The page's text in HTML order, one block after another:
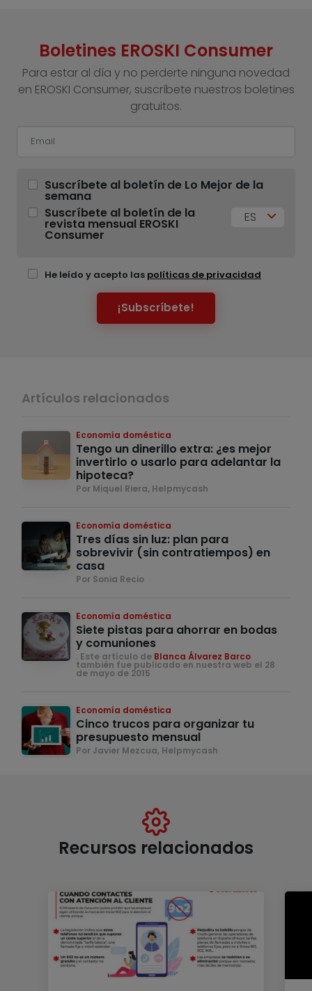
Boletines EROSKI Consumer
Para estar al día y no perderte ninguna novedad
en EROSKI Consumer, suscríbete nuestros boletines
gratuitos.
Suscríbete al boletín de Lo Mejor de la
semana
Suscríbete al boletín de la
revista mensual EROSKI
Consumer
ES
He leído y acepto las políticas de privacidad
¡Subscríbete!
Artículos relacionados
Economía doméstica
Tengo un dinerillo extra: ¿es mejor
invertirlo o usarlo para adelantar la
hipoteca?
Por Miquel Riera, Helpmycash
Economía doméstica
Tres días sin luz: plan para
sobrevivir (sin contratiempos) en
casa
Por Sonia Recio
Economía doméstica
Siete pistas para ahorrar en bodas
y comuniones
. Este artículo de Blanca Álvarez Barco
también fue publicado en nuestra web el 28
de mayo de 2015
Economía doméstica
Cinco trucos para organizar tu
presupuesto mensual
Por Javier Mezcua, Helpmycash
Recursos relacionados